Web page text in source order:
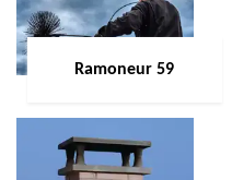
Ramoneur 59